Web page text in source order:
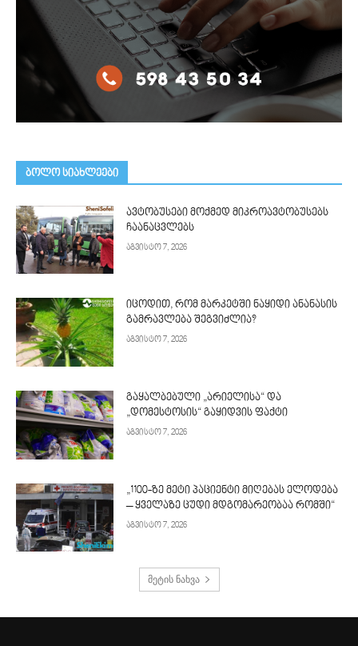
ᲑᲝᲚᲝ ᲡᲘᲐᲮᲚᲔᲔᲑᲘ
ავტობუსები მოქმედ მიკროავტობუსებს
ჩაანაცვლებს
აგვისტო 7, 2026
იცოდით, რომ მარკეტში ნაყიდი ანანასის
გამრავლება შეგვიძლია?
აგვისტო 7, 2026
გაყალბებული „არიელისა“ და
„დომესტოსის“ გაყიდვის ფაქტი
აგვისტო 7, 2026
„1100-ზე მეტი პაციენტი მიღებას ელოდება
– ყველაზე ცუდი მდგომარეობაა რომში“
აგვისტო 7, 2026
მეტის ნახვა